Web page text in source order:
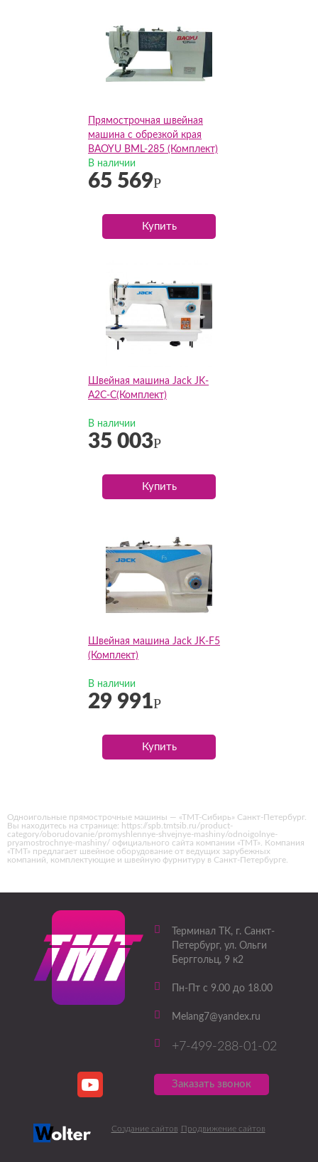
Прямострочная швейная
машина с обрезкой края
BAOYU BML-285 (Комплект)
В наличии
65 569Р
Купить
Швейная машина Jack JK-
A2C-C(Комплект)
В наличии
35 003Р
Купить
Швейная машина Jack JK-F5
(Комплект)
В наличии
29 991Р
Купить
Одноигольные прямострочные машины — «ТМТ-Сибирь» Санкт-Петербург.
Вы находитесь на странице: https://spb.tmtsib.ru/product-
category/oborudovanie/promyshlennye-shvejnye-mashiny/odnoigolnye-
pryamostrochnye-mashiny/ официального сайта компании «ТМТ». Компания
«ТМТ» предлагает швейное оборудование от ведущих зарубежных
компаний, комплектующие и швейную фурнитуру в Санкт-Петербурге.
Терминал ТК, г. Санкт-
Петербург, ул. Ольги
Берггольц, 9 к2
Пн-Пт с 9.00 до 18.00
Melang7@yandex.ru
+7-499-288-01-02
Заказать звонок
Создание сайтов Продвижение сайтов